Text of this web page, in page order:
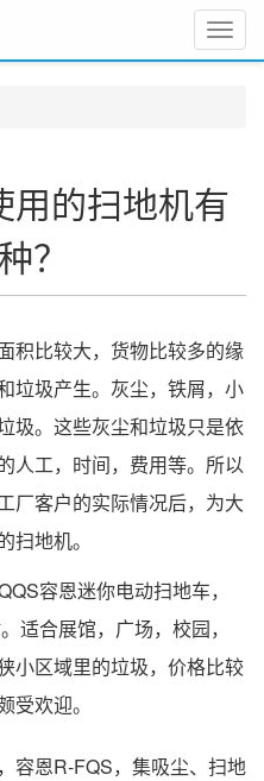
用的扫地机有
？
积比较大，货物比较多的缘
垃圾产生。灰尘，铁屑，小
圾。这些灰尘和垃圾只是依
人工，时间，费用等。所以
厂客户的实际情况后，为大
扫地机。
容恩迷你电动扫地车，
适合展馆，广场，校园，
小区域里的垃圾，价格比较
受欢迎。
容恩R-FQS，集吸尘、扫地